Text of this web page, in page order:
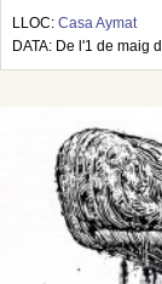
LLOC: Casa Aymat
DATA: De l'1 de maig